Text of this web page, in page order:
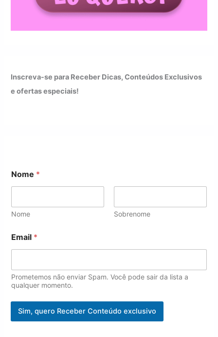
Inscreva-se para Receber Dicas, Conteúdos Exclusivos
e ofertas especiais!
Nome *
Nome Sobrenome
*
*
Email *
Prometemos não enviar Spam. Você pode sair da lista a
qualquer momento.
Sim, quero Receber Conteúdo exclusivo